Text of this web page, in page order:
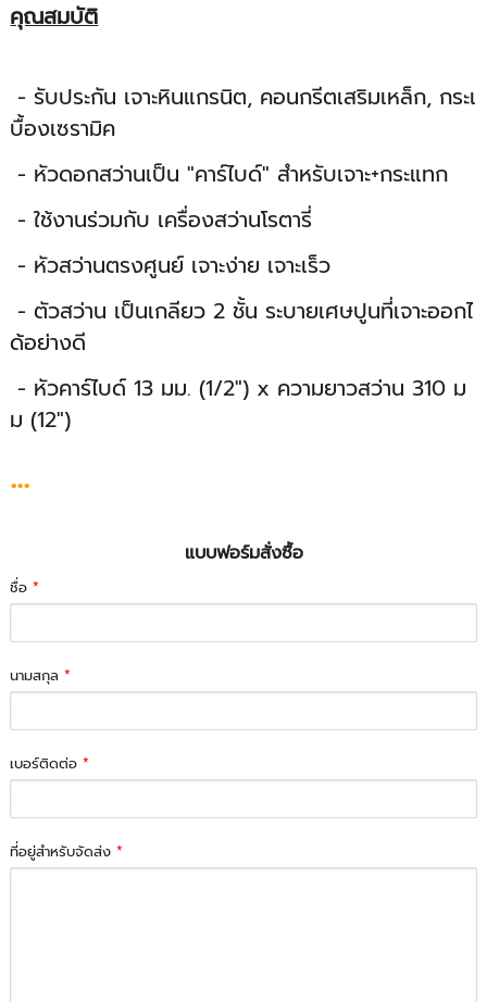
คุณสมบัติ
- รับประกัน เจาะหินแกรนิต, คอนกรีตเสริมเหล็ก, กระเ
บื้องเซรามิค
- หัวดอกสว่านเป็น "คาร์ไบด์" สำหรับเจาะ+กระแทก
- ใช้งานร่วมกับ เครื่องสว่านโรตารี่
- หัวสว่านตรงศูนย์ เจาะง่าย เจาะเร็ว
- ตัวสว่าน เป็นเกลียว 2 ชั้น ระบายเศษปูนที่เจาะออกไ
ด้อย่างดี
- หัวคาร์ไบด์ 13 มม. (1/2") x ความยาวสว่าน 310 ม
ม (12")
...
แบบฟอร์มสั่งซื้อ
ชื่อ*
นามสกุล*
เบอร์ติดต่อ*
ที่อยู่สำหรับจัดส่ง*